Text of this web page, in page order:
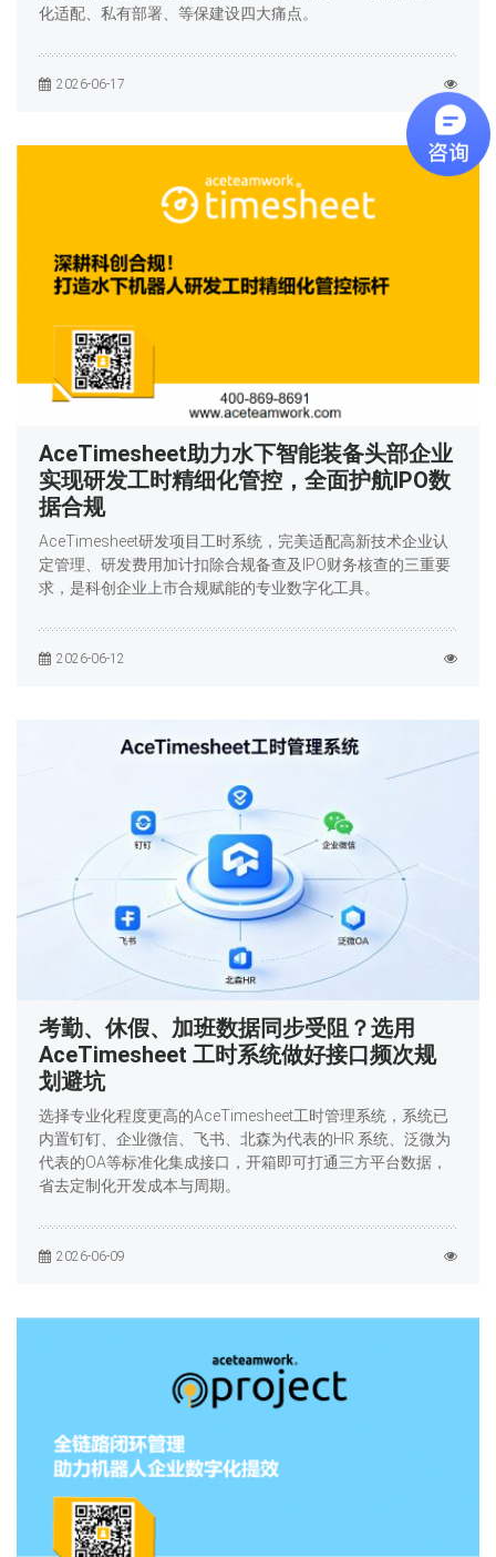
化适配、私有部署、等保建设四大痛点。
2026-06-17
AceTimesheet助力水下智能装备头部企业
实现研发工时精细化管控，全面护航IPO数
据合规
AceTimesheet研发项目工时系统，完美适配高新技术企业认
定管理、研发费用加计扣除合规备查及IPO财务核查的三重要
求，是科创企业上市合规赋能的专业数字化工具。
2026-06-12
考勤、休假、加班数据同步受阻？选用
AceTimesheet 工时系统做好接口频次规
划避坑
选择专业化程度更高的AceTimesheet工时管理系统，系统已
内置钉钉、企业微信、飞书、北森为代表的HR 系统、泛微为
代表的OA等标准化集成接口，开箱即可打通三方平台数据，
省去定制化开发成本与周期。
2026-06-09